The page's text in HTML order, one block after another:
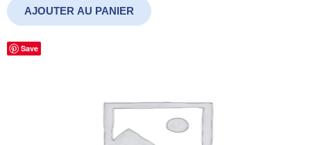
AJOUTER AU PANIER
Save